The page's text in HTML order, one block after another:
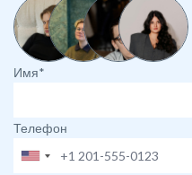
Имя*
Телефон